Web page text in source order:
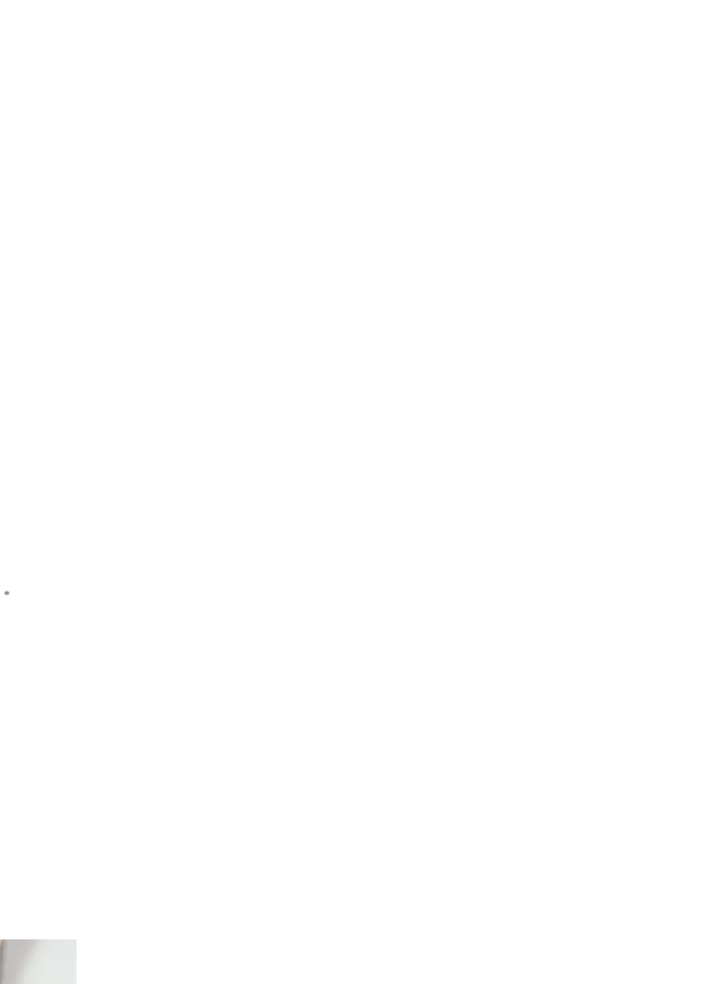
*